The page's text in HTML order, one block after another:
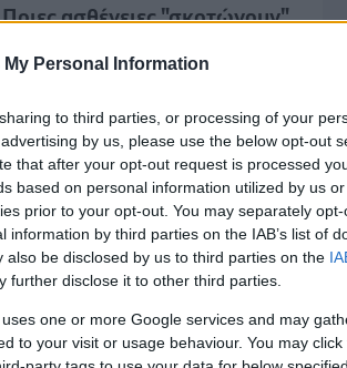
My Personal Information
to third parties, or processing of your
by us, please use the below opt-out
that after your opt-out request is processed
based on personal information utilized by us
prior to your opt-out. You may separately
by third parties on the IAB’s list of
be disclosed by us to third parties on the
further disclose it to other third parties.
one or more Google services and may
to your visit or usage behaviour. You may
Ποιες ασθένειες "σκοτώνουν"
ποιες περισσότερες γυναίκες
Τα στοιχεία που περιλαμβάνονται
στην πρόσφατη έκθεση του ΟΟΣΑ, με
τίτλο "Health at a Glance".
Τρίτη, 01 Απριλίου 2025, 16:16
παρένθετη μητρότητα για τα
ζευγάρια ανδρών